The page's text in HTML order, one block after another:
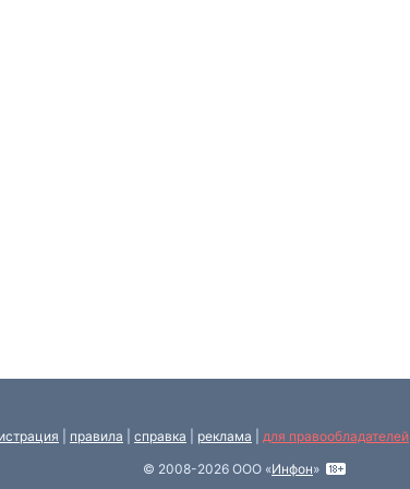
правила справка реклама для правообладателей
© 2008-2026 ООО «Инфон»